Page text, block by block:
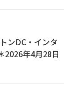
ンDC・インタ
2026年4月28日